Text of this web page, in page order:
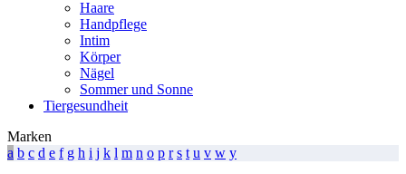
Haare
Handpflege
Intim
Körper
Nägel
Sommer und Sonne
Tiergesundheit
Marken
a b c d e f g h i j k l m n o p r s t u v w y